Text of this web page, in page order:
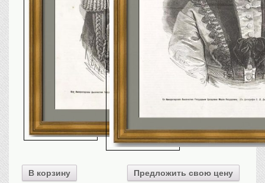
Рыбы, рыбалка
Техника, транспорт, архитектура
Архитектура
Транспорт
Связь
Букинистика
Оружие, военная
В корзину Предложить свою цену